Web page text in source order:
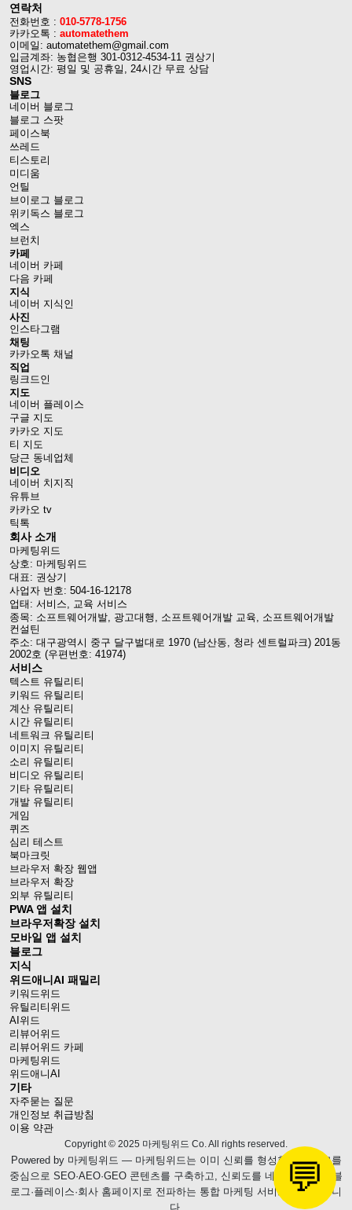
💬
연락처
전화번호 : 010-5778-1756
카카오톡 : automatethem
이메일: automatethem@gmail.com
입금계좌: 농협은행 301-0312-4534-11 권상기
영업시간: 평일 및 공휴일, 24시간 무료 상담
SNS
블로그
네이버 블로그
블로그 스팟
페이스북
쓰레드
티스토리
미디움
언틸
브이로그 블로그
위키독스 블로그
엑스
브런치
카페
네이버 카페
다음 카페
지식
네이버 지식인
사진
인스타그램
채팅
카카오톡 채널
직업
링크드인
지도
네이버 플레이스
구글 지도
카카오 지도
티 지도
당근 동네업체
비디오
네이버 치지직
유튜브
카카오 tv
틱톡
회사 소개
마케팅위드
상호: 마케팅위드
대표: 권상기
사업자 번호: 504-16-12178
업태: 서비스, 교육 서비스
종목: 소프트웨어개발, 광고대행, 소프트웨어개발 교육, 소프트웨어개발
컨설틴
주소: 대구광역시 중구 달구벌대로 1970 (남산동, 청라 센트럴파크) 201동
2002호 (우편번호: 41974)
서비스
텍스트 유틸리티
키워드 유틸리티
계산 유틸리티
시간 유틸리티
네트워크 유틸리티
이미지 유틸리티
소리 유틸리티
비디오 유틸리티
기타 유틸리티
개발 유틸리티
게임
퀴즈
심리 테스트
북마크릿
브라우저 확장 웹앱
브라우저 확장
외부 유틸리티
PWA 앱 설치
브라우저확장 설치
모바일 앱 설치
블로그
지식
위드애니AI 패밀리
키워드위드
유틸리티위드
AI위드
리뷰어위드
리뷰어위드 카페
마케팅위드
위드애니AI
기타
자주묻는 질문
개인정보 취급방침
이용 약관
Copyright © 2025 마케팅위드 Co. All rights reserved.
Powered by 마케팅위드 — 마케팅위드는 이미 신뢰를 형성한 웹블로그를
중심으로 SEO·AEO·GEO 콘텐츠를 구축하고, 신뢰도를 네이버 브랜드 블
로그·플레이스·회사 홈페이지로 전파하는 통합 마케팅 서비스를 제공합니
다.